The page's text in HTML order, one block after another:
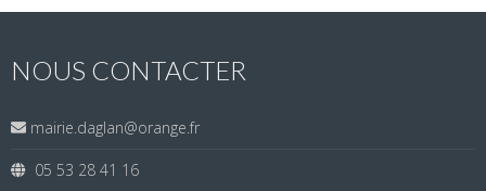
NOUS CONTACTER
mairie.daglan@orange.fr
05 53 28 41 16